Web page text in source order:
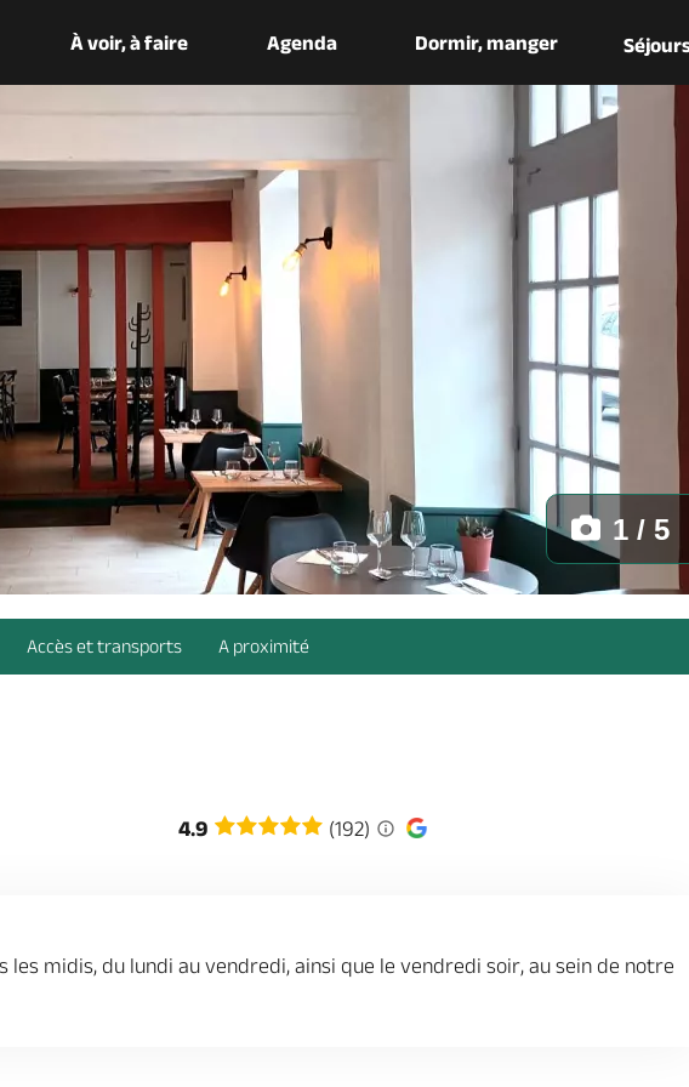
À voir, à faire Agenda Dormir, manger
1 / 5
Accès et transports A proximité
4.9 (192)
midis, du lundi au vendredi, ainsi que le vendredi soir, au sein de notre